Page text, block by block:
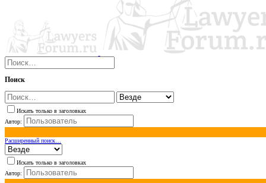
Поиск
Искать только в заголовках
Автор:
Расширенный поиск…
Искать только в заголовках
Автор: